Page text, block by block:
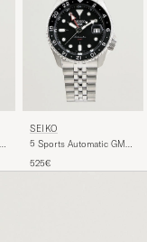
SEIKO
5 Sports Automatic GMT
Dial
525€